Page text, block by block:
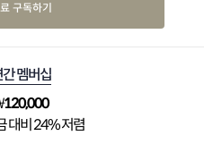
구독하기
멤버십
120,000
대비 24% 저렴